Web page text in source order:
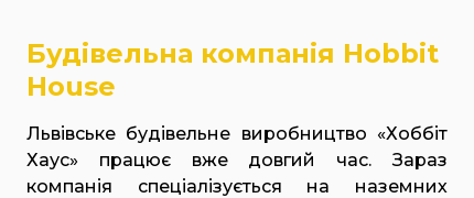
Будівельна компанія Hobbit
House
Львівське будівельне виробництво «Хоббіт
Хаус» працює вже довгий час. Зараз
компанія спеціалізується на наземних